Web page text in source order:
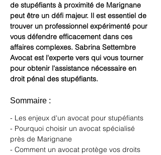
de stupéfiants à proximité de Marignane
peut être un défi majeur. Il est essentiel de
trouver un professionnel expérimenté pour
vous défendre efficacement dans ces
affaires complexes. Sabrina Settembre
Avocat est l'experte vers qui vous tourner
pour obtenir l'assistance nécessaire en
droit pénal des stupéfiants.
Sommaire :
- Les enjeux d'un avocat pour stupéfiants
- Pourquoi choisir un avocat spécialisé
près de Marignane
- Comment un avocat protège vos droits